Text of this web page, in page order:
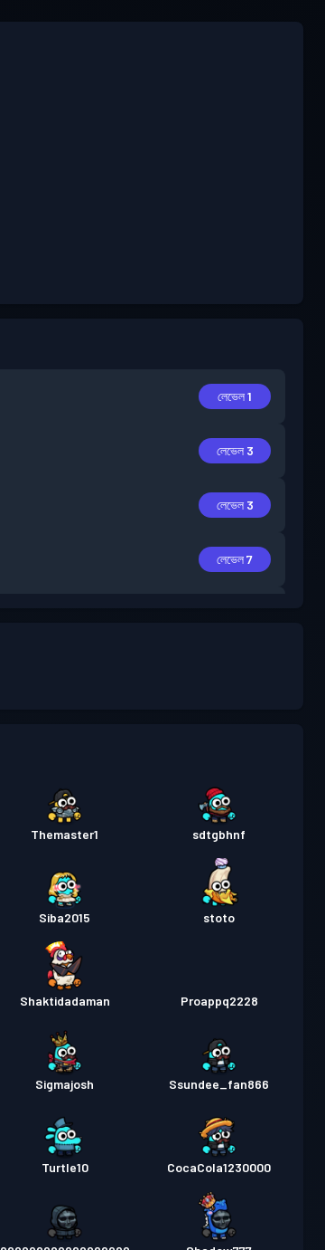
লেভেল 1
লেভেল 3
লেভেল 3
লেভেল 7
লেভেল 10
লেভেল 11
Themaster1 sdtgbhnf
Siba2015 stoto
Shaktidadaman Proappq2228
Sigmajosh Ssundee_fan866
Turtle10 CocaCola1230000